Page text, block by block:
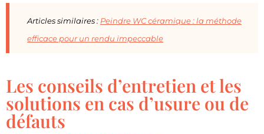
Articles similaires : Peindre WC céramique : la méthode
efficace pour un rendu impeccable
Les conseils d’entretien et les
solutions en cas d’usure ou de
défauts